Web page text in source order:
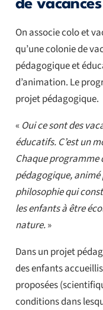
de
On associe colo et
qu’une colonie de
pédagogique et
d’animation. Le
projet pédagogique.
« Oui ce sont des
éducatifs. C’est un
Chaque programme
pédagogique, animé
philosophie qui
les enfants à être
nature.»
Dans un projet
des enfants
proposées
conditions dans